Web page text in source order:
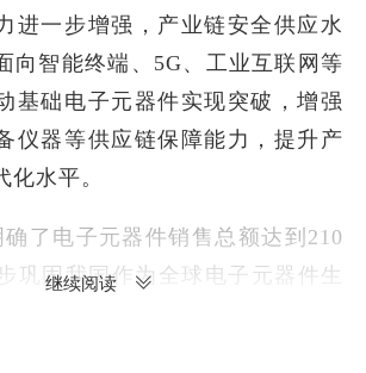
进一步增强，产业链安全供应水
向智能终端、5G、工业互联网等
基础电子元器件实现突破，增强
仪器等供应链保障能力，提升产
化水平。
确了电子元器件销售总额达到210
巩固我国作为全球电子元器件生
继续阅读